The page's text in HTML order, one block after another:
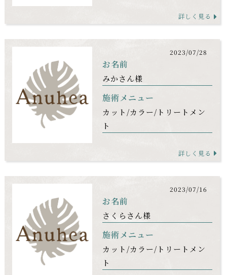
詳しく見る
2023/07/28
お名前
みかさん様
施術メニュー
カット カラー トリートメン
ト
詳しく見る
2023/07/16
お名前
さくらさん様
施術メニュー
カット カラー トリートメン
ト